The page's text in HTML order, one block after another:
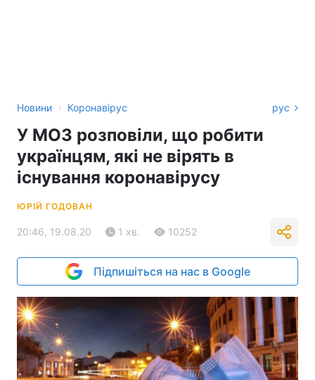
Новини › Коронавірус рус
У МОЗ розповіли, що робити
українцям, які не вірять в
існування коронавірусу
ЮРІЙ ГОДОВАН
20:46, 19.08.20 1 хв. 10252
Підпишіться на нас в Google